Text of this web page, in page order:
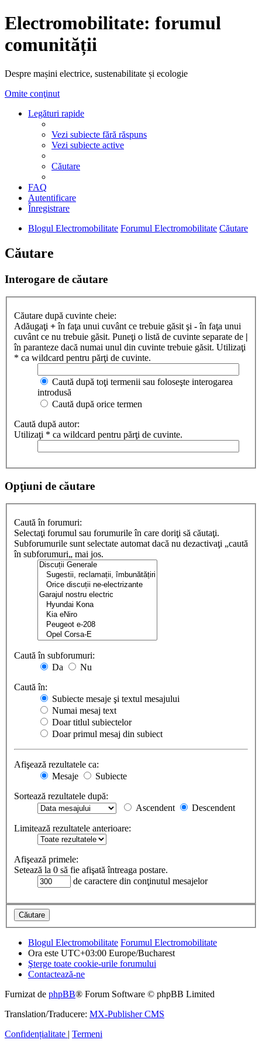
Electromobilitate: forumul
comunității
Despre mașini electrice, sustenabilitate și ecologie
Omite conţinut
Legături rapide
Vezi subiecte fără răspuns
Vezi subiecte active
Căutare
FAQ
Autentificare
Înregistrare
Blogul Electromobilitate Forumul Electromobilitate Căutare
Căutare
Interogare de căutare
Căutare după cuvinte cheie:
Adăugaţi +în faţa unui cuvânt ce trebuie găsit şi -în faţa unui
cuvânt ce nu trebuie găsit. Puneţi o listă de cuvinte separate de |
în paranteze dacă numai unul din cuvinte trebuie găsit. Utilizaţi
* ca wildcard pentru părţi de cuvinte.
Caută după toţi termenii sau foloseşte interogarea
introdusă
Caută după orice termen
Caută după autor:
Utilizaţi * ca wildcard pentru părţi de cuvinte.
Opţiuni de căutare
Caută în forumuri:
Selectaţi forumul sau forumurile în care doriţi să căutaţi.
Subforumurile sunt selectate automat dacă nu dezactivaţi „caută
în subforumuri„ mai jos.
Caută în subforumuri:
Da
Nu
Caută în:
Subiecte mesaje şi textul mesajului
Numai mesaj text
Doar titlul subiectelor
Doar primul mesaj din subiect
Afişează rezultatele ca:
Mesaje
Subiecte
Sortează rezultatele după:
Ascendent
Descendent
Limitează rezultatele anterioare:
Afişează primele:
Setează la 0 să fie afişată întreaga postare.
de caractere din conţinutul mesajelor
Blogul Electromobilitate Forumul Electromobilitate
Ora este UTC+03:00 Europe/Bucharest
Şterge toate cookie-urile forumului
Contactează-ne
Furnizat de phpBB® Forum Software © phpBB Limited
Translation/Traducere: MX-Publisher CMS
Confidențialitate | Termeni